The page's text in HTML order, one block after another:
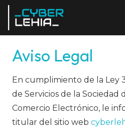
Aviso Legal
En cumplimiento de la Ley
de Servicios de la Sociedad
Comercio Electrónico, le
titular del sitio web